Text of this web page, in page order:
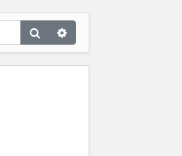
Rechercher
avancée